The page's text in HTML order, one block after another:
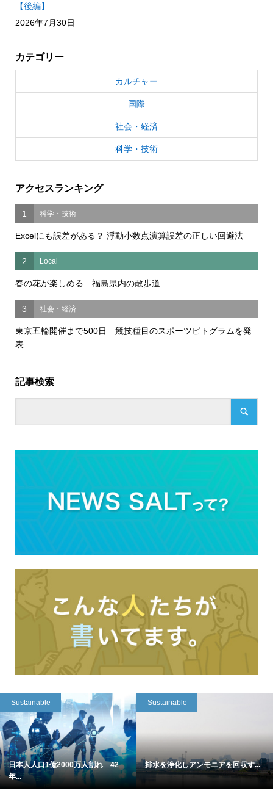
【後編】
2026年7月30日
カテゴリー
カルチャー
国際
社会・経済
科学・技術
アクセスランキング
1 科学・技術
Excelにも誤差がある？ 浮動小数点演算誤差の正しい回避法
2 Local
春の花が楽しめる 福島県内の散歩道
3 社会・経済
東京五輪開催まで500日 競技種目のスポーツピトグラムを発
表
記事検索
Sustainable
日本人人口1億2000万人割れ 42
年...
Sustainable
排水を浄化しアンモニアを回収す...